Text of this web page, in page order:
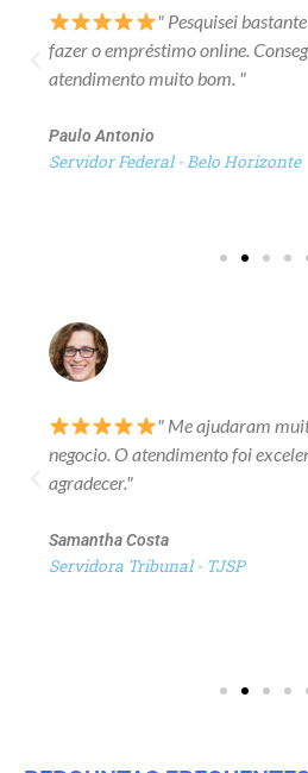
" Pesquisei
fazer o empréstimo online.
atendimento muito bom. "
Paulo Antonio
Servidor Federal - Belo Horizonte
" Me ajudaram
negocio. O atendimento foi
agradecer."
Samantha Costa
Servidora Tribunal - TJSP